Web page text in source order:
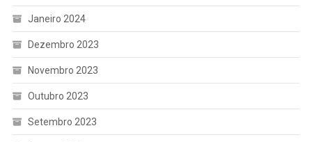
Janeiro 2024
Dezembro 2023
Novembro 2023
Outubro 2023
Setembro 2023